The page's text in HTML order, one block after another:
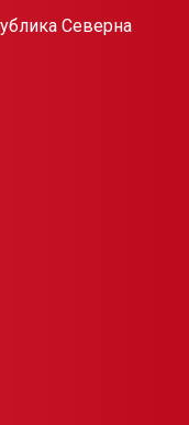
Северна